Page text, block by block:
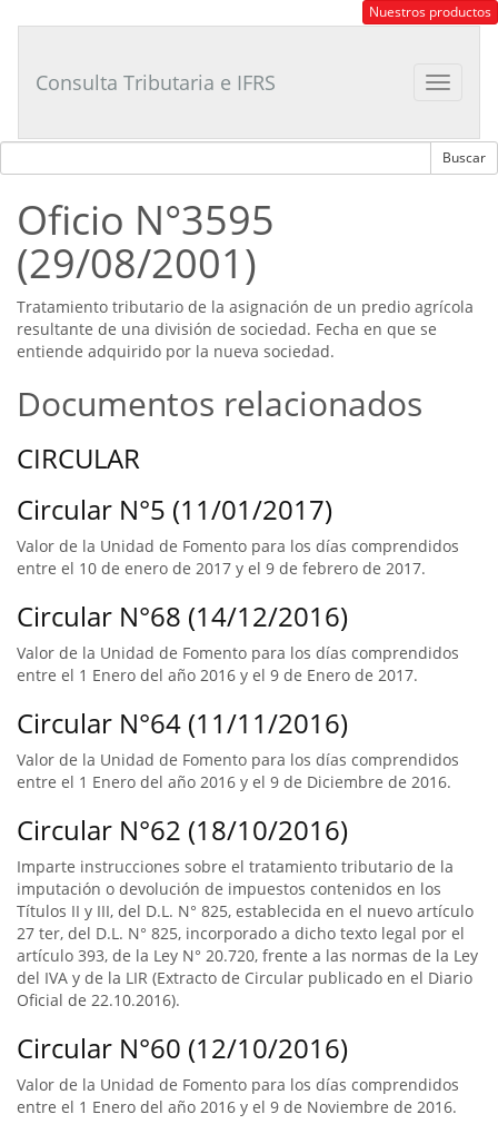
Tributario
Nuestros productos
Toggle
Consulta Tributaria e IFRS
Oficio N°3595
(29/08/2001)
Tratamiento tributario de la asignación de un predio agrícola
resultante de una división de sociedad. Fecha en que se
entiende adquirido por la nueva sociedad.
Documentos relacionados
CIRCULAR
Circular N°5 (11/01/2017)
Valor de la Unidad de Fomento para los días comprendidos
entre el 10 de enero de 2017 y el 9 de febrero de 2017.
Circular N°68 (14/12/2016)
Valor de la Unidad de Fomento para los días comprendidos
entre el 1 Enero del año 2016 y el 9 de Enero de 2017.
Circular N°64 (11/11/2016)
Valor de la Unidad de Fomento para los días comprendidos
entre el 1 Enero del año 2016 y el 9 de Diciembre de 2016.
Circular N°62 (18/10/2016)
Imparte instrucciones sobre el tratamiento tributario de la
imputación o devolución de impuestos contenidos en los
Títulos II y III, del D.L. N° 825, establecida en el nuevo artículo
27 ter, del D.L. N° 825, incorporado a dicho texto legal por el
artículo 393, de la Ley N° 20.720, frente a las normas de la Ley
del IVA y de la LIR (Extracto de Circular publicado en el Diario
Oficial de 22.10.2016).
Circular N°60 (12/10/2016)
Valor de la Unidad de Fomento para los días comprendidos
entre el 1 Enero del año 2016 y el 9 de Noviembre de 2016.